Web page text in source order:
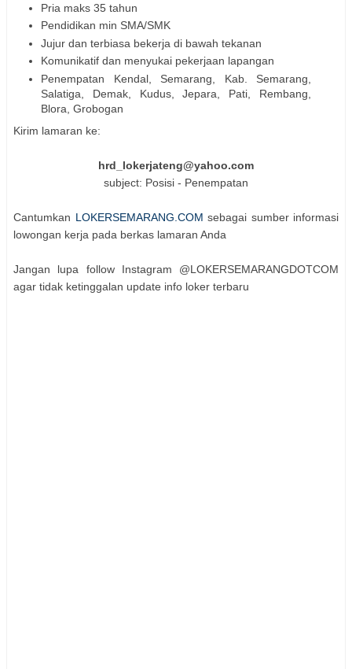
Pria maks 35 tahun
Pendidikan min SMA/SMK
Jujur dan terbiasa bekerja di bawah tekanan
Komunikatif dan menyukai pekerjaan lapangan
Penempatan Kendal, Semarang, Kab. Semarang,
Salatiga, Demak, Kudus, Jepara, Pati, Rembang,
Blora, Grobogan
Kirim lamaran ke:
hrd_lokerjateng@yahoo.com
subject: Posisi - Penempatan
Cantumkan LOKERSEMARANG.COM sebagai sumber informasi
lowongan kerja pada berkas lamaran Anda
Jangan lupa follow Instagram @LOKERSEMARANGDOTCOM
agar tidak ketinggalan update info loker terbaru